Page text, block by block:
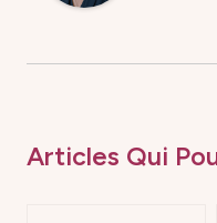
Articles Qui